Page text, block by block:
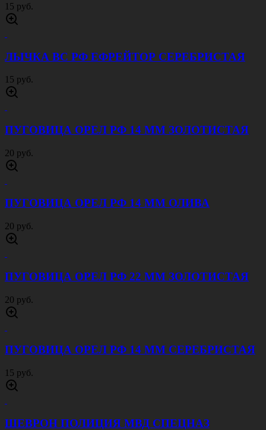
15 руб.
ЛЫЧКА ВС РФ ЕФРЕЙТОР СЕРЕБРИСТАЯ
15 руб.
ПУГОВИЦА ОРЕЛ РФ 14 ММ ЗОЛОТИСТАЯ
20 руб.
ПУГОВИЦА ОРЕЛ РФ 14 ММ ОЛИВА
20 руб.
ПУГОВИЦА ОРЕЛ РФ 22 ММ ЗОЛОТИСТАЯ
20 руб.
ПУГОВИЦА ОРЕЛ РФ 14 ММ СЕРЕБРИСТАЯ
15 руб.
ШЕВРОН ПОЛИЦИЯ МВД СПЕЦНАЗ